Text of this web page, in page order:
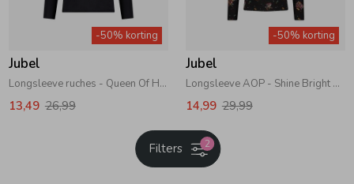
-50% korting
Jubel
Longsleeve ruches - Queen Of Hearts 750 Antraciet
13,49 26,99
-50% korting
Jubel
Longsleeve AOP - Shine Bright 750 Antraciet
14,99 29,99
2
Filters